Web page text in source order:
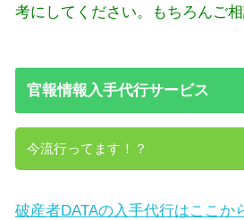
考にしてください。もちろんご相
官報情報入手代行サービス
今流行ってます！？
破産者DATAの入手代行はここか